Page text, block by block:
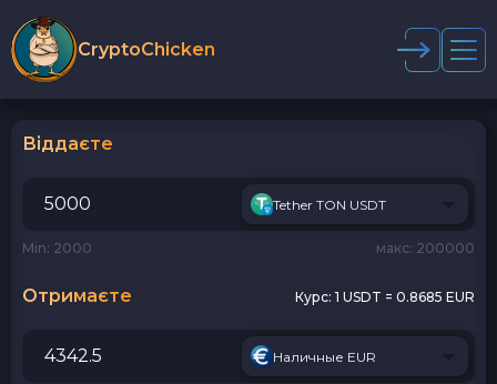
CryptoChicken
Віддаєте
Tether TON USDT
Min: 2000 макс: 200000
Отримаєте Курс: 1 USDT = 0.8685 EUR
Наличные EUR